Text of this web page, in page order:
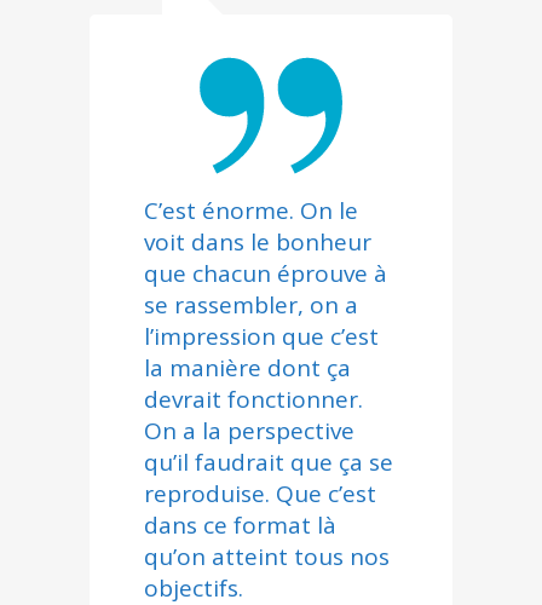
C’est énorme. On le
voit dans le bonheur
que chacun éprouve à
se rassembler, on a
l’impression que c’est
la manière dont ça
devrait fonctionner.
On a la perspective
qu’il faudrait que ça se
reproduise. Que c’est
dans ce format là
qu’on atteint tous nos
objectifs.